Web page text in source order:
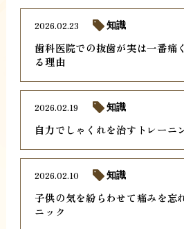
歯科医院での抜歯が実は一番痛
る理由
2026.02.23 知識
自力でしゃくれを治すトレーニ
2026.02.19 知識
子供の気を紛らわせて痛みを忘
ニック
2026.02.10 知識